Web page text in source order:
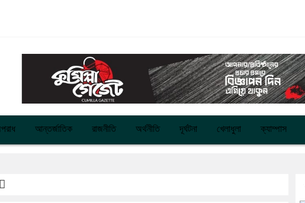
আন্তর্জাতিক রাজনীতি অর্থনীতি দূর্ঘটনা খেলাধুলা ক্যাম্পাস